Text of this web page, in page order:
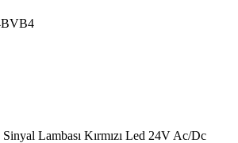
Lambası Kırmızı Led 24V Ac/Dc